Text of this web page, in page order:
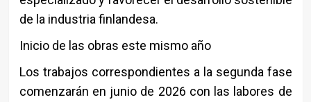
de la industria finlandesa.
Inicio de las obras este mismo año
Los trabajos correspondientes a la segunda fase
comenzarán en junio de 2026 con las labores de